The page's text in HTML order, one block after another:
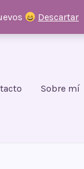
Descartar
Sobre mí